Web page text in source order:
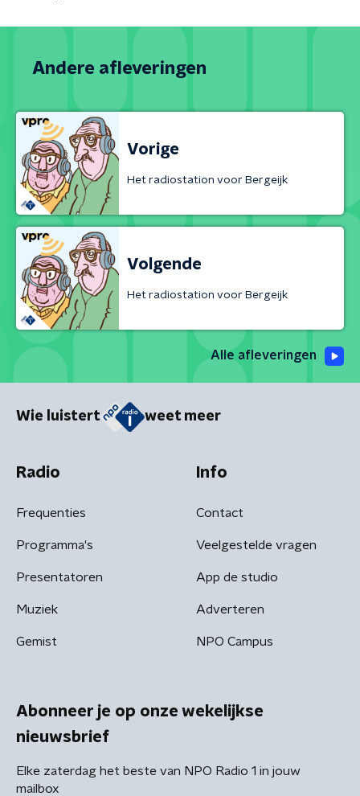
Andere afleveringen
Vorige
Het radiostation voor Bergeijk
Volgende
Het radiostation voor Bergeijk
Alle afleveringen
Wie luistert weet meer
Radio
Frequenties
Programma's
Presentatoren
Muziek
Gemist
Info
Contact
Veelgestelde vragen
App de studio
Adverteren
NPO Campus
Abonneer je op onze wekelijkse
nieuwsbrief
Elke zaterdag het beste van NPO Radio 1 in jouw
mailbox